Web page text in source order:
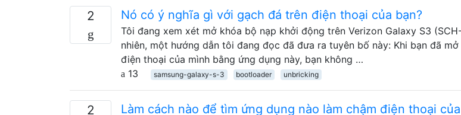
2 Nó có ý nghĩa gì với gạch đá trên điện thoại của bạn?
Tôi đang xem xét mở khóa bộ nạp khởi động trên Verizon Galaxy S3
nhiên, một hướng dẫn tôi đang đọc đã đưa ra tuyên bố này: Khi bạn đã
điện thoại của mình bằng ứng dụng này, bạn không …
13
samsung-galaxy-s-3 bootloader unbricking
2 Làm cách nào để tìm ứng dụng nào làm chậm điện thoại